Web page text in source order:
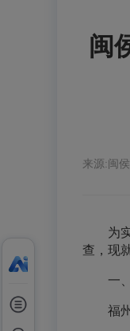
闽
来源:闽
为
查，现
一
福